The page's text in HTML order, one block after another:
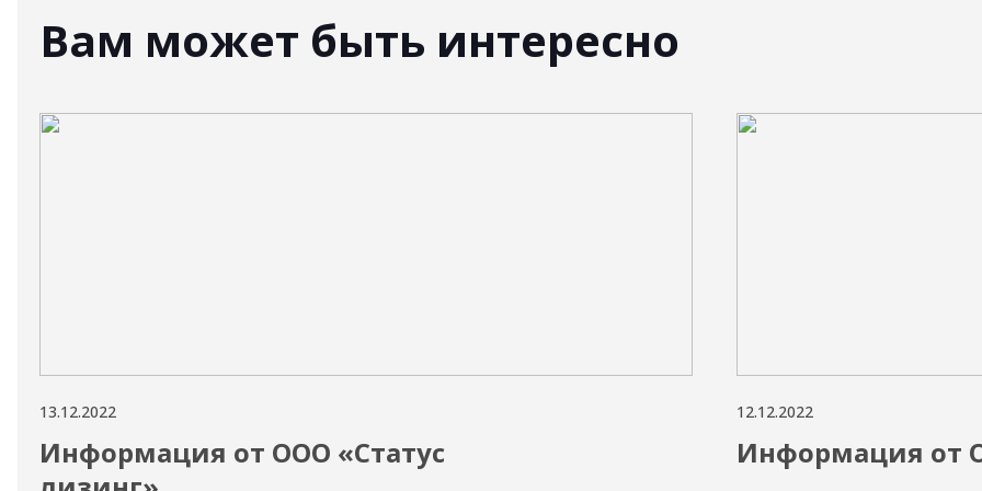
Вам может быть интересно
13.12.2022
Информация от ООО «Статус
12.12.2022
Информация от